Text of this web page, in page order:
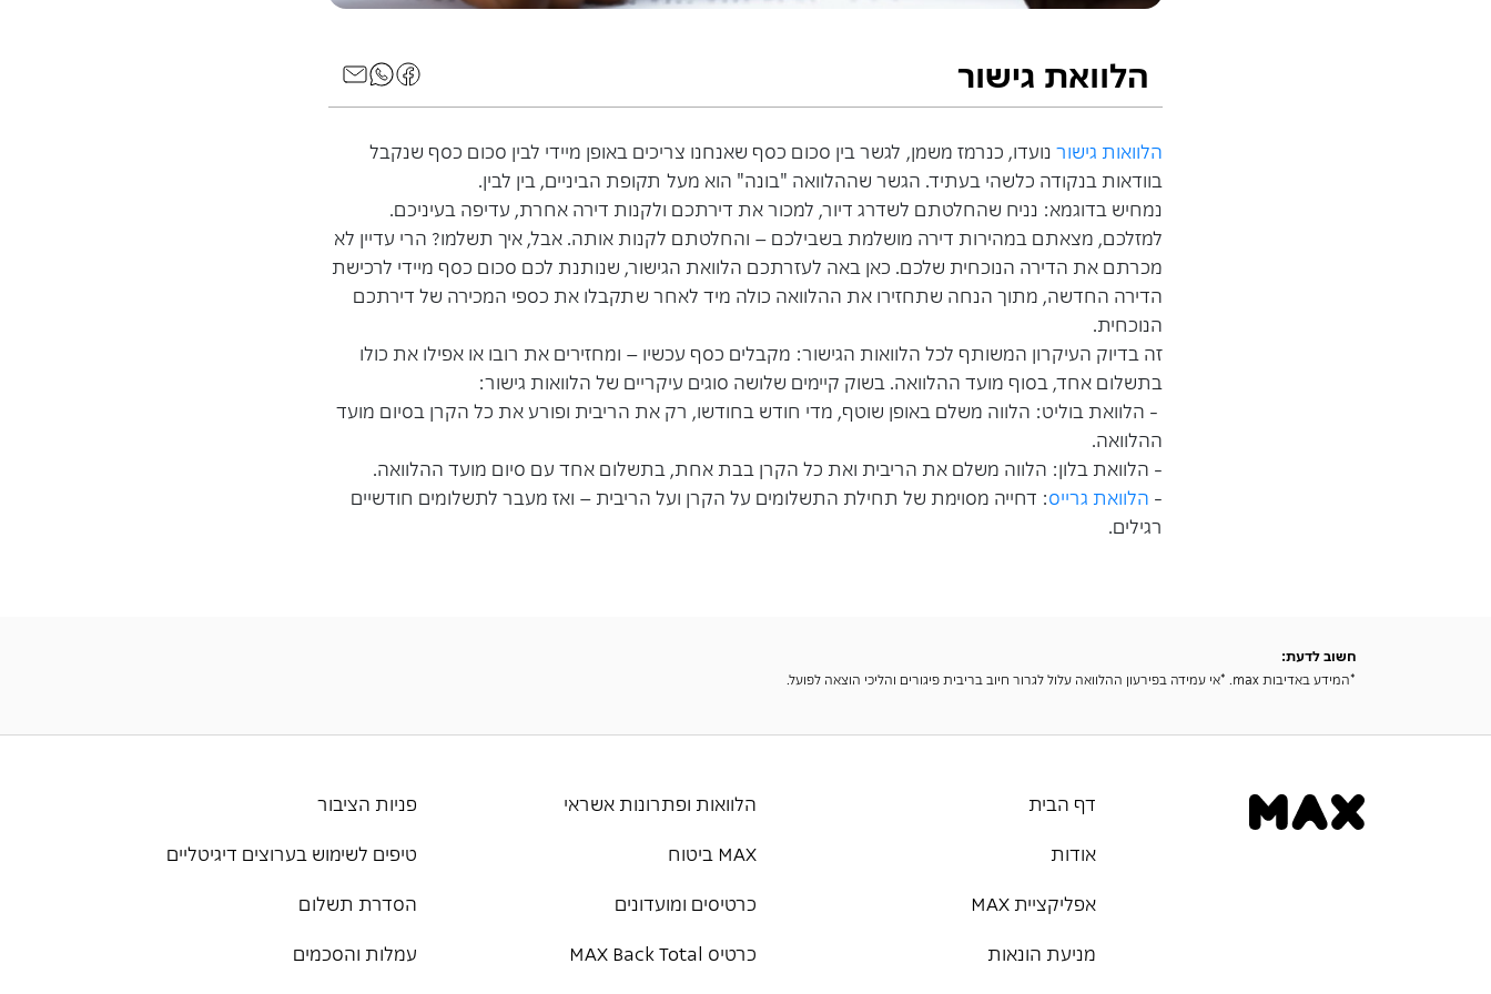
הלוואת גישור
הלוואות גישור נועדו, כנרמז משמן, לגשר בין סכום כסף שאנחנו צריכים באופן מיידי לבין סכום כסף שנקבל
בוודאות בנקודה כלשהי בעתיד. הגשר שההלוואה "בונה" הוא מעל תקופת הביניים, בין לבין.
נמחיש בדוגמא: נניח שהחלטתם לשדרג דיור, למכור את דירתכם ולקנות דירה אחרת, עדיפה בעיניכם.
למזלכם, מצאתם במהירות דירה מושלמת בשבילכם – והחלטתם לקנות אותה. אבל, איך תשלמו? הרי עדיין לא
מכרתם את הדירה הנוכחית שלכם. כאן באה לעזרתכם הלוואת הגישור, שנותנת לכם סכום כסף מיידי לרכישת
הדירה החדשה, מתוך הנחה שתחזירו את ההלוואה כולה מיד לאחר שתקבלו את כספי המכירה של דירתכם
הנוכחית.
זה בדיוק העיקרון המשותף לכל הלוואות הגישור: מקבלים כסף עכשיו – ומחזירים את רובו או אפילו את כולו
בתשלום אחד, בסוף מועד ההלוואה. בשוק קיימים שלושה סוגים עיקריים של הלוואות גישור:
- הלוואת בוליט: הלווה משלם באופן שוטף, מדי חודש בחודשו, רק את הריבית ופורע את כל הקרן בסיום מועד
ההלוואה.
- הלוואת בלון: הלווה משלם את הריבית ואת כל הקרן בבת אחת, בתשלום אחד עם סיום מועד ההלוואה.
- הלוואת גרייס: דחייה מסוימת של תחילת התשלומים על הקרן ועל הריבית – ואז מעבר לתשלומים חודשיים
רגילים.
חשוב לדעת:
*המידע באדיבות max. *אי עמידה בפירעון ההלוואה עלול לגרור חיוב בריבית פיגורים והליכי הוצאה לפועל.
דף הבית
אודות
אפליקציית MAX
מניעת הונאות
הלוואות ופתרונות אשראי
MAX ביטוח
כרטיסים ומועדונים
כרטיס MAX Back Total
פניות הציבור
טיפים לשימוש בערוצים דיגיטליים
הסדרת תשלום
עמלות והסכמים